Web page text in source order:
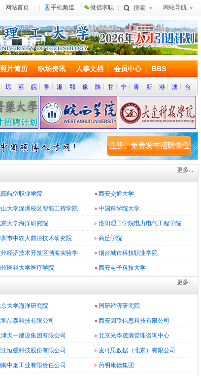
网站导航
搜索
微信求职
手机频道
网站首页
照片简历 职场资讯 人事文档 会员中心 BBS
琼 苏 皖 鲁 湘 鄂 豫 陕 甘 宁 青 新 港 澳 台
更多...
航空职业学院 西安交通大学
大学深圳校区智能工程学院 中国科学院大学
大学海洋研究院 洛阳理工学院电力电气工程学院
市中农大前沿技术研究院 商丘学院
经济技术开发区渤海实验学 烟台城市科技职业学院
医科大学医疗学院 西安电子科技大学
更多...
大学海洋研究院 国研经济研究院
晶泰科技有限公司 西安因联信息科技有限公司
津天一建设集团有限公司 北京光华茂源管理咨询中心
恒强科技股份有限公司 麦可思数据（北京）有限公司
中烟工业有限责任公司 药明康德集团